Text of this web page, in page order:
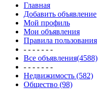
Главная
Добавить объявление
Мой профиль
Мои объявления
Правила пользования
- - - - - - -
Все объявления(4588)
- - - - - - -
Недвижимость (582)
Общество (98)